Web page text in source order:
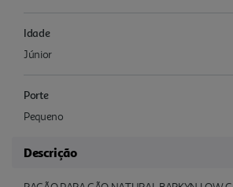
Idade
Júnior
Porte
Pequeno
Descrição